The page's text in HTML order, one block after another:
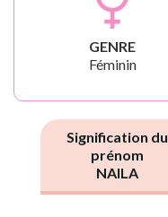
GENRE
Féminin
Signification du
prénom
NAILA